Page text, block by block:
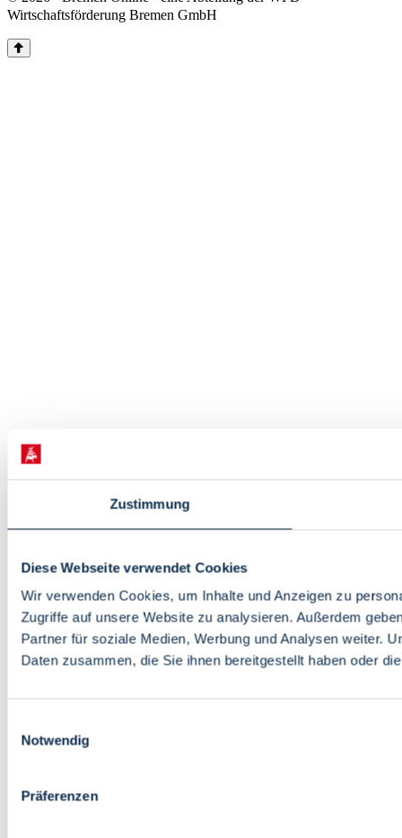
Zustimmung
Diese Webseite verwendet Cookies
Wir verwenden Cookies, um Inhalte und Anzeigen zu
Zugriffe auf unsere Website zu analysieren. Außerdem
Partner für soziale Medien, Werbung und Analysen weiter.
Daten zusammen, die Sie ihnen bereitgestellt haben oder
Notwendig
Präferenzen
Wirtschaftsförderung Bremen GmbH